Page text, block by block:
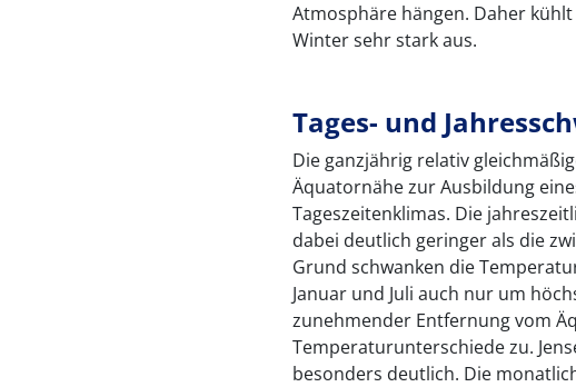
Atmosphäre hängen. Daher
Winter sehr stark aus.
Tages- und
Die ganzjährig relativ
Äquatornähe zur Ausbildung
Tageszeitenklimas. Die
dabei deutlich geringer als die
Grund schwanken die
Januar und Juli auch nur um
zunehmender Entfernung vom
Temperaturunterschiede zu.
besonders deutlich. Die